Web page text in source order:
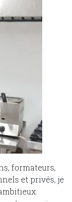
formateurs,
et privés, je